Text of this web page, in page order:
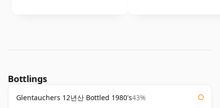
Bottlings
Glentauchers 12년산 Bottled 1980's43%